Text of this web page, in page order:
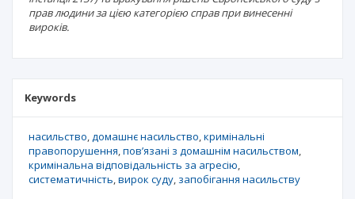
прав людини за цією категорією справ при винесенні
вироків.
Keywords
насильство домашнє насильство кримінальні
правопорушення пов’язані з домашнім насильством
кримінальна відповідальність за агресію
систематичність вирок суду запобігання насильству